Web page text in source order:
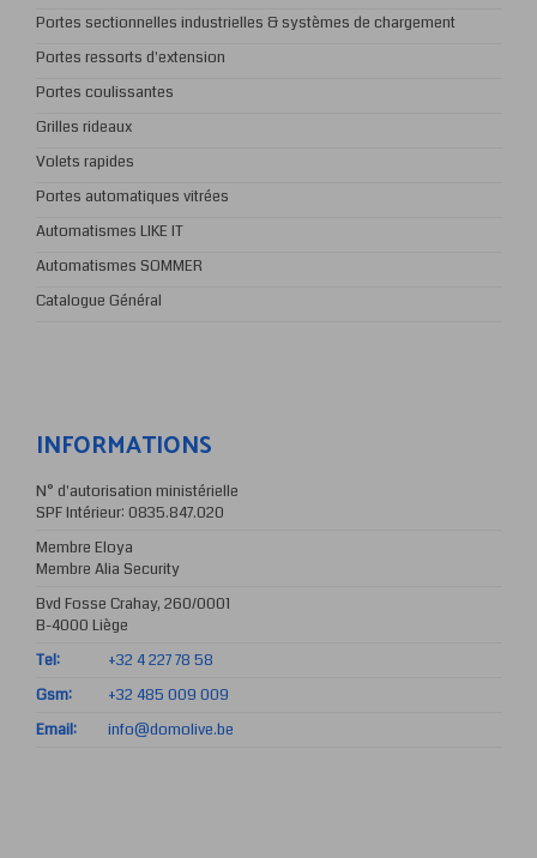
Portes sectionnelles industrielles & systèmes de chargement
Portes ressorts d'extension
Portes coulissantes
Grilles rideaux
Volets rapides
Portes automatiques vitrées
Automatismes LIKE IT
Automatismes SOMMER
Catalogue Général
INFORMATIONS
N° d'autorisation ministérielle
SPF Intérieur: 0835.847.020
Membre Eloya
Membre Alia Security
Bvd Fosse Crahay, 260/0001
B-4000 Liège
Tel:
+32 4 227 78 58
Gsm:
+32 485 009 009
Email:
info@domolive.be